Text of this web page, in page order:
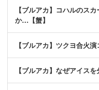
【ブルアカ】コハルのス
か…【蟹】
【ブルアカ】ツクヨ合火
【ブルアカ】なぜアイス